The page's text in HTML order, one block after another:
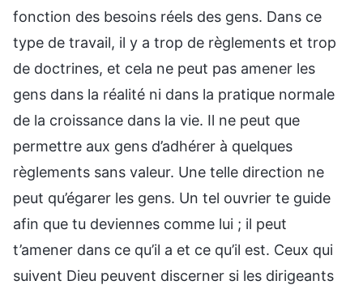
fonction des besoins réels des gens. Dans ce
type de travail, il y a trop de règlements et trop
de doctrines, et cela ne peut pas amener les
gens dans la réalité ni dans la pratique normale
de la croissance dans la vie. Il ne peut que
permettre aux gens d’adhérer à quelques
règlements sans valeur. Une telle direction ne
peut qu’égarer les gens. Un tel ouvrier te guide
afin que tu deviennes comme lui ; il peut
t’amener dans ce qu’il a et ce qu’il est. Ceux qui
suivent Dieu peuvent discerner si les dirigeants